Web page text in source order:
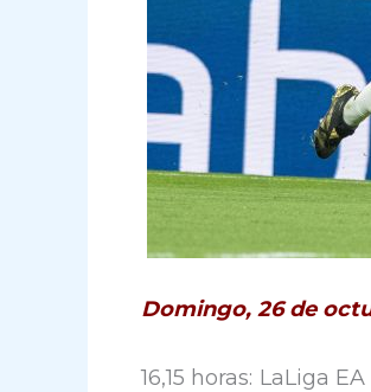
Domingo, 26 de
16,15 horas: LaLiga